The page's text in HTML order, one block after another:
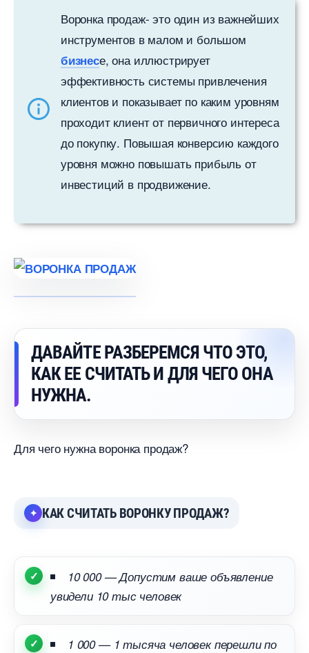
оронка продаж- это один из важнейших
инструментов в малом и большом
изнесе, она иллюстрирует
эффективность системы привлечения
клиентов и показывает по каким уровням
проходит клиент от первичного интереса
до покупку. Повышая конверсию каждого
уровня можно повышать прибыль от
инвестиций в продвижение.
ДАВАЙТЕ РАЗБЕРЕМСЯ ЧТО ЭТО,
КАК ЕЕ СЧИТАТЬ И ДЛЯ ЧЕГО ОНА
НУЖНА.
Для чего нужна воронка продаж?
КАК СЧИТАТЬ ВОРОНКУ ПРОДАЖ?
10 000 — Допустим ваше объявление
увидели 10 тыс человек
1 000 — 1 тысяча человек перешли по